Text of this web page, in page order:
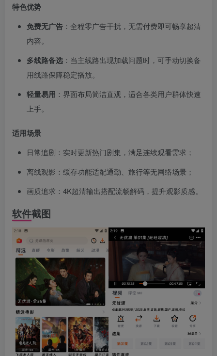
​特色优势​
​免费无广告​ ​：全程零广告干扰，无需付费即可畅享超清
内容。
​多线路备选​ ​：当主线路出现加载问题时，可手动切换备
用线路保障稳定播放。
​轻量易用​ ​：界面布局简洁直观，适合各类用户群体快速
上手。
​适用场景​
日常追剧：实时更新热门剧集，满足连续观看需求；
离线观影：缓存功能适配通勤、旅行等无网络场景；
画质追求：4K超清输出搭配流畅解码，提升观影质感。
软件截图